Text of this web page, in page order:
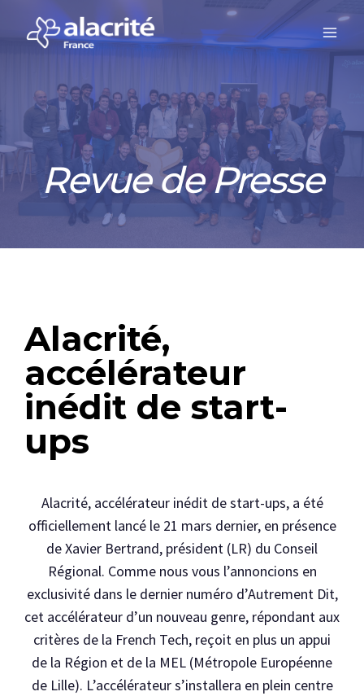
Revue de Presse
Alacrité,
accélérateur
inédit de start-
ups
Alacrité, accélérateur inédit de start-ups, a été
officiellement lancé le 21 mars dernier, en présence
de Xavier Bertrand, président (LR) du Conseil
Régional. Comme nous vous l’annoncions en
exclusivité dans le dernier numéro d’Autrement Dit,
cet accélérateur d’un nouveau genre, répondant aux
critères de la French Tech, reçoit en plus un appui
de la Région et de la MEL (Métropole Européenne
de Lille). L’accélérateur s’installera en plein centre